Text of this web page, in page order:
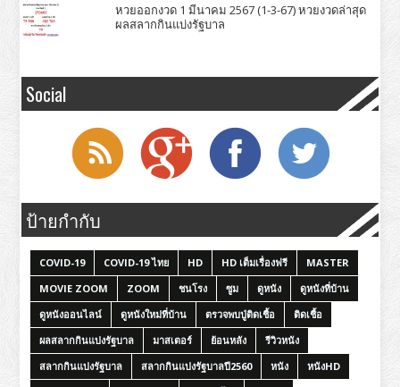
หวยออกงวด 1 มีนาคม 2567 (1-3-67) หวยงวดล่าสุด
ผลสลากกินแบ่งรัฐบาล
Social
ป้ายกำกับ
COVID-19 COVID-19 ไทย HD HD เต็มเรื่องฟรี
MASTER
MOVIE ZOOM
ZOOM ชนโรง ซูม ดูหนัง
ดูหนังที่บ้าน
ดูหนังออนไลน์
ดูหนังใหม่ที่บ้าน ตรวจพบปู่ติดเชื้อ
ติดเชื้อ
ผลสลากกินแบ่งรัฐบาล
มาสเตอร์ ย้อนหลัง
รีวิวหนัง
สลากกินแบ่งรัฐบาล
สลากกินแบ่งรัฐบาลปี2560 หนัง
หนังHD